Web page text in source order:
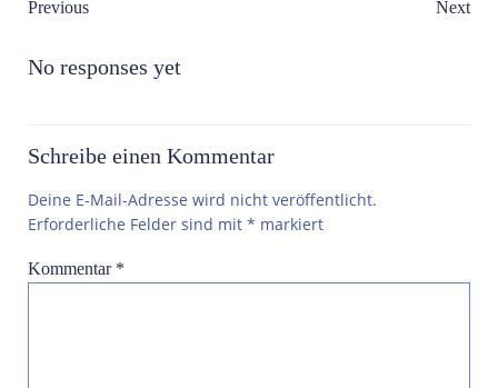
Post
navigation
Previous Next
No responses yet
Schreibe einen Kommentar
Deine E-Mail-Adresse wird nicht veröffentlicht.
Erforderliche Felder sind mit * markiert
Kommentar *